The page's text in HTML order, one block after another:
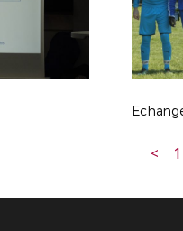
< 1